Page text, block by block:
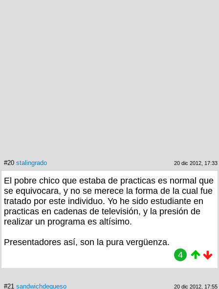
#20 stalingrado 20 dic 2012, 17:33
El pobre chico que estaba de practicas es normal que
se equivocara, y no se merece la forma de la cual fue
tratado por este individuo. Yo he sido estudiante en
practicas en cadenas de televisión, y la presión de
realizar un programa es altísimo.
Presentadores así, son la pura vergüenza.
4
#21 sandwichdequeso 20 dic 2012, 17:55